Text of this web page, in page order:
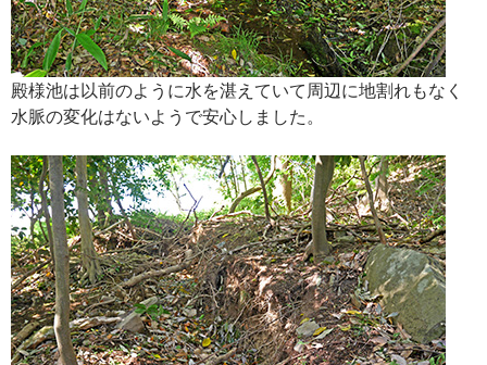
殿様池は以前のように水を湛えていて周辺に地割れもなく
水脈の変化はないようで安心しました。